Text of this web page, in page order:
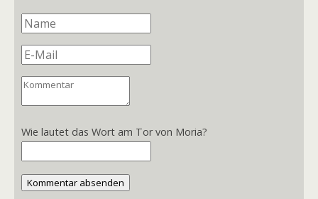
Wie lautet das Wort am Tor von Moria?
Kommentar absenden